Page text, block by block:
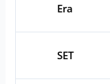
Era
SET